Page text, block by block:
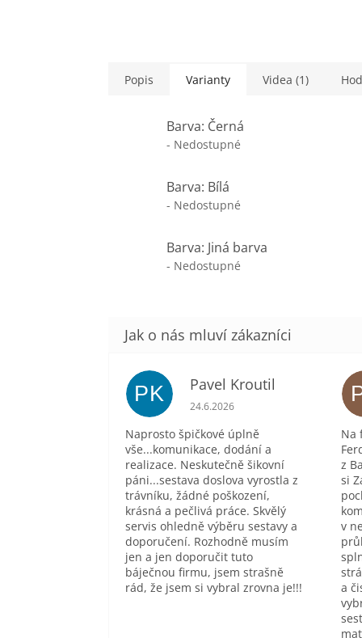
Popis Varianty Videa (1)
Barva: Černá
- Nedostupné
Barva: Bílá
- Nedostupné
Barva: Jiná barva
- Nedostupné
PK Pavel Kroutil
Hodnocení obchodu je 5 z 5
24.6.2026
Naprosto špičkové úplně
vše...komunikace, dodání a
realizace. Neskutečně šikovní
páni...sestava doslova vyrostla z
trávníku, žádné poškození,
krásná a pečlivá práce. Skvělý
servis ohledně výběru sestavy a
doporučení. Rozhodně musím
jen a jen doporučit tuto
báječnou firmu, jsem strašně
rád, že jsem si vybral zrovna je!!!
Na
z
si
v
a